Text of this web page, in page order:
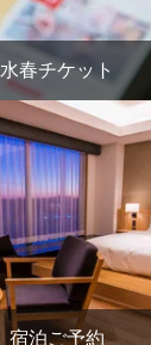
水春チケット
宿泊ご予約